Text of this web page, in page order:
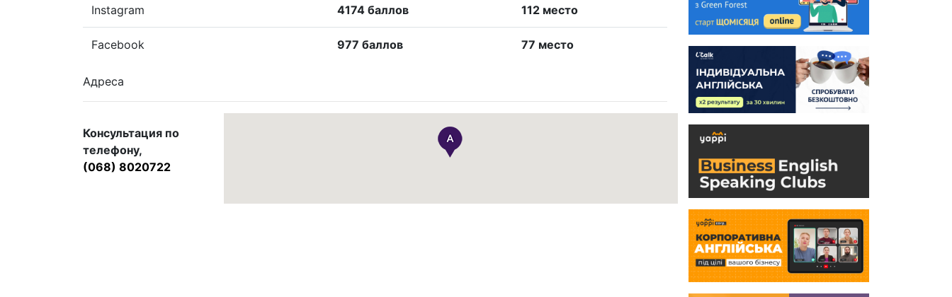
Instagram 4174 баллов 112 место
Facebook 977 баллов 77 место
Адреса
Консультация по
телефону,
(068) 8020722